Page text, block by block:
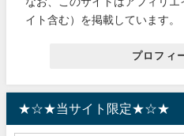
イト含む）を掲載しています。
プロフィ
★☆★当サイト限定★☆★